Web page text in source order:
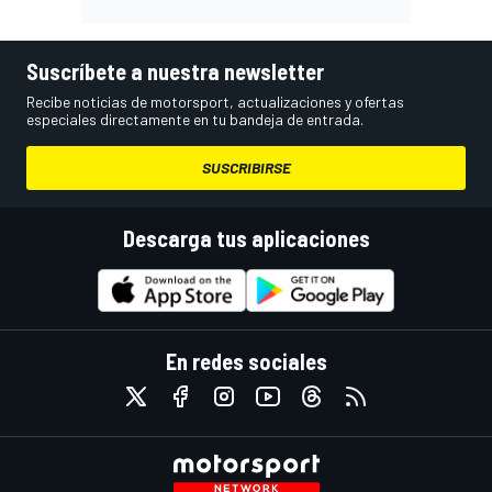
Suscríbete a nuestra newsletter
Recibe noticias de motorsport, actualizaciones y ofertas
especiales directamente en tu bandeja de entrada.
SUSCRIBIRSE
Descarga tus aplicaciones
En redes sociales